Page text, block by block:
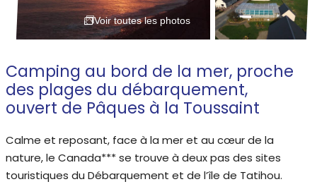
Voir toutes les photos
Camping au bord de la mer, proche
des plages du débarquement,
ouvert de Pâques à la Toussaint
Calme et reposant, face à la mer et au cœur de la
nature, le Canada*** se trouve à deux pas des sites
touristiques du Débarquement et de l’île de Tatihou.